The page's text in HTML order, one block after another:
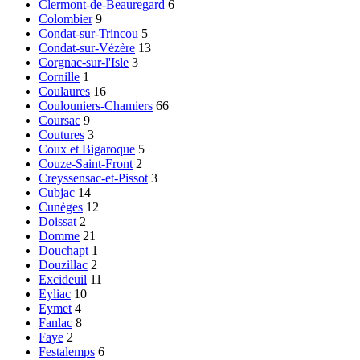
Clermont-de-Beauregard 6
Colombier 9
Condat-sur-Trincou 5
Condat-sur-Vézère 13
Corgnac-sur-l'Isle 3
Cornille 1
Coulaures 16
Coulouniers-Chamiers 66
Coursac 9
Coutures 3
Coux et Bigaroque 5
Couze-Saint-Front 2
Creyssensac-et-Pissot 3
Cubjac 14
Cunèges 12
Doissat 2
Domme 21
Douchapt 1
Douzillac 2
Excideuil 11
Eyliac 10
Eymet 4
Fanlac 8
Faye 2
Festalemps 6